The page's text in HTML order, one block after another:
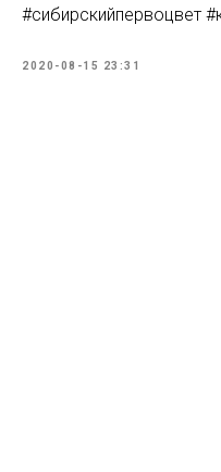
#сибирскийпервоцвет
2020-08-15 23:31